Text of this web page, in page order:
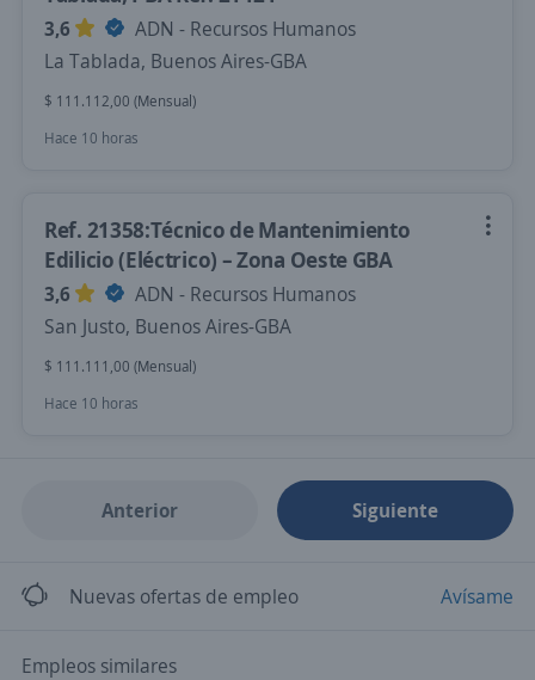
3,6
ADN - Recursos Humanos
La Tablada, Buenos Aires-GBA
$ 111.112,00 (Mensual)
Hace 10 horas
Ref. 21358:Técnico de Mantenimiento
Edilicio (Eléctrico) – Zona Oeste GBA
3,6
ADN - Recursos Humanos
San Justo, Buenos Aires-GBA
$ 111.111,00 (Mensual)
Hace 10 horas
Anterior Siguiente
Nuevas ofertas de empleo Avísame
Empleos similares